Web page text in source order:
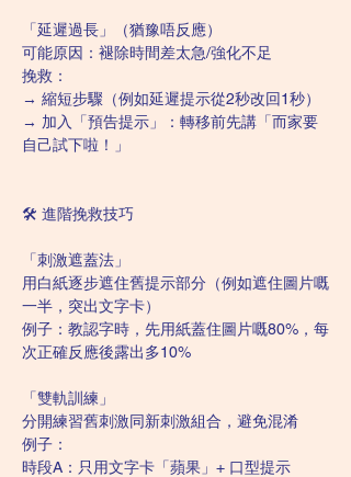
「延遲過長」（猶豫唔反應）
可能原因：褪除時間差太急/強化不足
挽救：
→ 縮短步驟（例如延遲提示從2秒改回1秒）
→ 加入「預告提示」：轉移前先講「而家要
自己試下啦！」
🛠️ 進階挽救技巧
「刺激遮蓋法」
用白紙逐步遮住舊提示部分（例如遮住圖片嘅
一半，突出文字卡）
例子：教認字時，先用紙蓋住圖片嘅80%，每
次正確反應後露出多10%
「雙軌訓練」
分開練習舊刺激同新刺激組合，避免混淆
例子：
時段A：只用文字卡「蘋果」+ 口型提示